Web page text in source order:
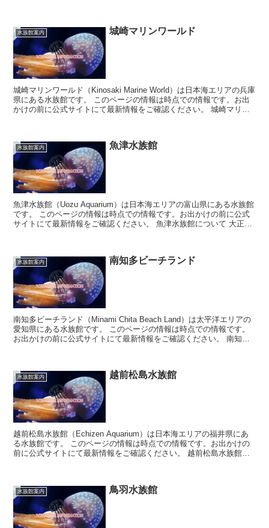
水族館案内 城崎マリンワールド
城崎マリンワールド（Kinosaki Marine World）は日本海エリアの兵庫
県にある水族館です。 このページの情報は時点での情報です。お出
かけの前に公式サイトにて最新情報をご確認ください。 城崎マリン
水族館案内 魚津水族館
魚津水族館（Uozu Aquarium）は日本海エリアの富山県にある水族館
です。 このページの情報は時点での情報です。お出かけの前に公式
サイトにて最新情報をご確認ください。 魚津水族館について 大正時
水族館案内 南知多ビーチランド
南知多ビーチランド（Minami Chita Beach Land）は太平洋エリアの
愛知県にある水族館です。 このページの情報は時点での情報です。
お出かけの前に公式サイトにて最新情報をご確認ください。 南知多
水族館案内 越前松島水族館
越前松島水族館（Echizen Aquarium）は日本海エリアの福井県にあ
る水族館です。 このページの情報は時点での情報です。お出かけの
前に公式サイトにて最新情報をご確認ください。 越前松島水族館に
水族館案内 鳥羽水族館